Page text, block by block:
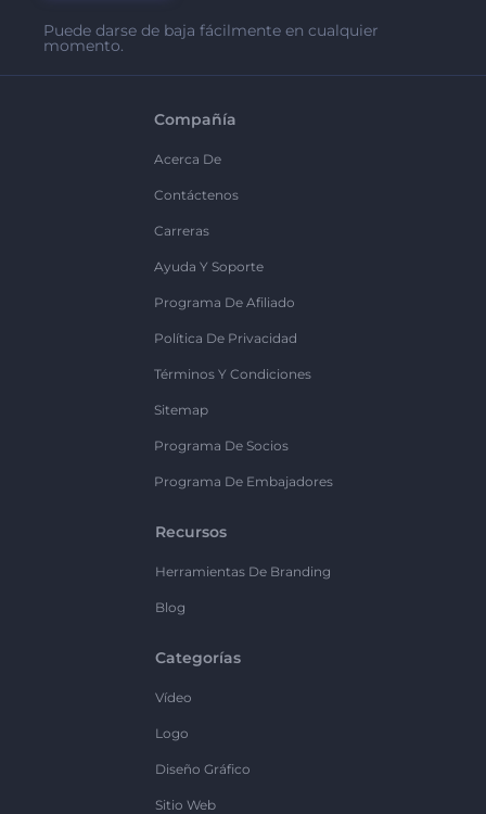
Puede darse de baja fácilmente en cualquier
momento.
Compañía
Acerca De
Contáctenos
Carreras
Ayuda Y Soporte
Programa De Afiliado
Política De Privacidad
Términos Y Condiciones
Sitemap
Programa De Socios
Programa De Embajadores
Recursos
Herramientas De Branding
Blog
Categorías
Vídeo
Logo
Diseño Gráfico
Sitio Web